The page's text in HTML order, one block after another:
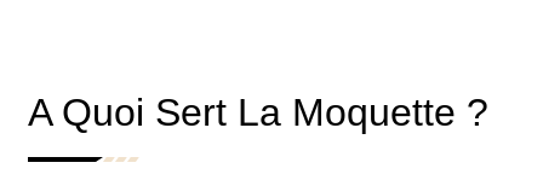
A Quoi Sert La Moquette ?